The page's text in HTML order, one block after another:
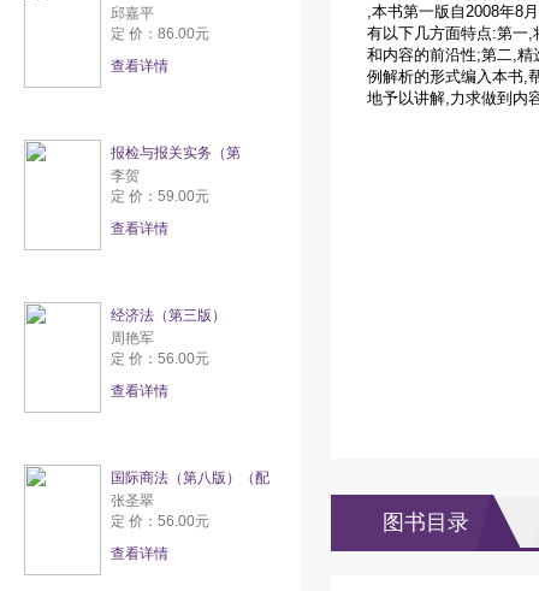
邱嘉平
定 价：86.00元
查看详情
报检与报关实务（第
李贺
定 价：59.00元
查看详情
经济法（第三版）
周艳军
定 价：56.00元
查看详情
国际商法（第八版）（配
张圣翠
定 价：56.00元
查看详情
,本书第一版自2008年8
有以下几方面特点:第一,
和内容的前沿性;第二,精
例解析的形式编入本书,
地予以讲解,力求做到内
图书目录